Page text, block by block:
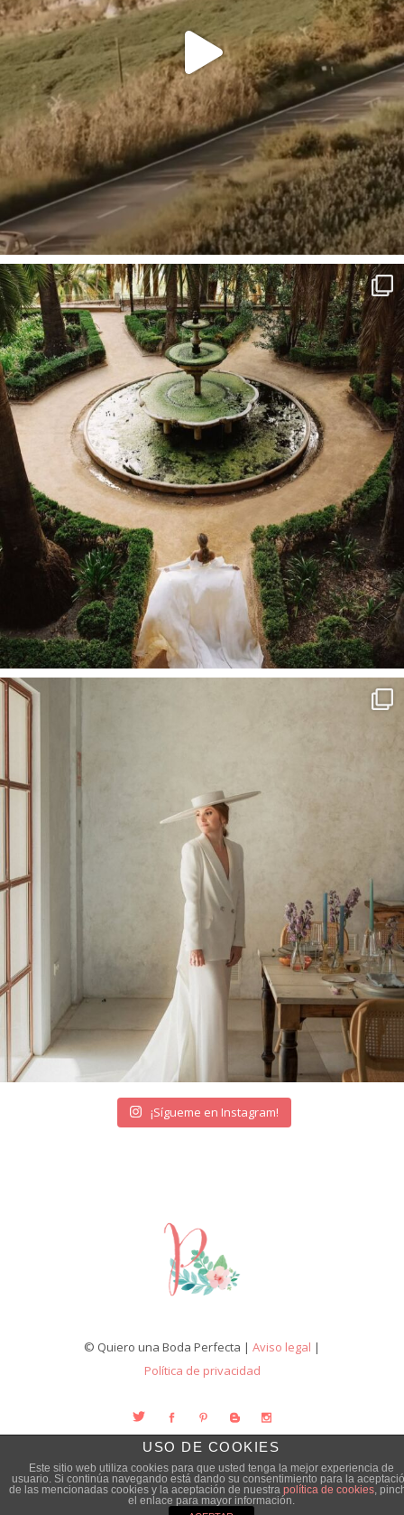
¡Sígueme en Instagram!
© Quiero una Boda Perfecta | Aviso legal |
Política de privacidad
USO DE COOKIES
Este sitio web utiliza cookies para que usted tenga la mejor experiencia de
usuario. Si continúa navegando está dando su consentimiento para la
de las mencionadas cookies y la aceptación de nuestra política de cookies,
el enlace para mayor información.